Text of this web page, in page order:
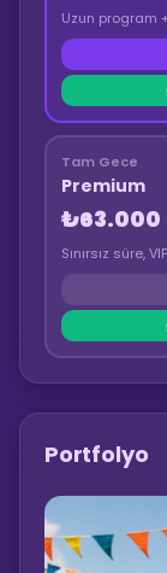
Uzun program
Tam Gece
Premium
₺63.000
Sınırsız süre,
Portfolyo